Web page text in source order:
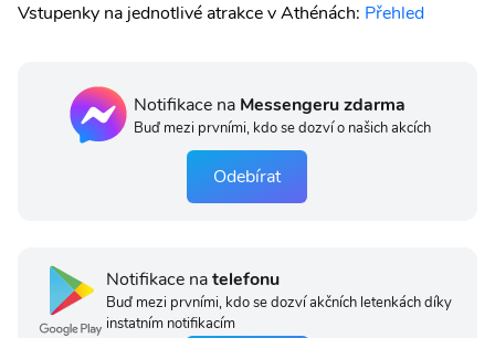
Vstupenky na jednotlivé atrakce v Athénách: Přehled
Notifikace na Messengeru zdarma
Buď mezi prvními, kdo se dozví o našich akcích
Odebírat
Notifikace natelefonu
Buď mezi prvními, kdo se dozví akčních letenkách díky
instatním notifikacím